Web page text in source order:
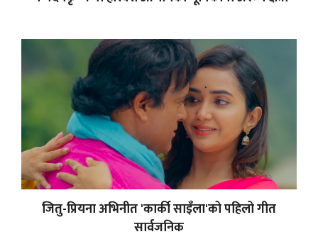
जितु-प्रियना अभिनीत 'कार्की साइँला'को पहिलो गीत
सार्वजनिक